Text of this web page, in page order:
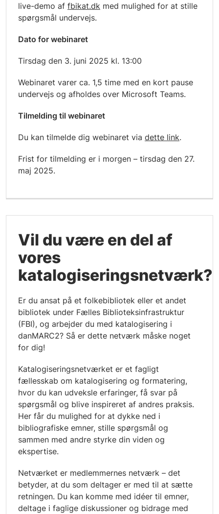
live-demo af fbikat.dk med mulighed for at stille
spørgsmål undervejs.
Dato for webinaret
Tirsdag den 3. juni 2025 kl. 13:00
Webinaret varer ca. 1,5 time med en kort pause
undervejs og afholdes over Microsoft Teams.
Tilmelding til webinaret
Du kan tilmelde dig webinaret via dette link.
Frist for tilmelding er i morgen – tirsdag den 27.
maj 2025.
Vil du være en del af
vores
katalogiseringsnetværk?
Er du ansat på et folkebibliotek eller et andet
bibliotek under Fælles Biblioteksinfrastruktur
(FBI), og arbejder du med katalogisering i
danMARC2? Så er dette netværk måske noget
for dig!
Katalogiseringsnetværket er et fagligt
fællesskab om katalogisering og formatering,
hvor du kan udveksle erfaringer, få svar på
spørgsmål og blive inspireret af andres praksis.
Her får du mulighed for at dykke ned i
bibliografiske emner, stille spørgsmål og
sammen med andre styrke din viden og
ekspertise.
Netværket er medlemmernes netværk – det
betyder, at du som deltager er med til at sætte
retningen. Du kan komme med idéer til emner,
deltage i faglige diskussioner og bidrage med